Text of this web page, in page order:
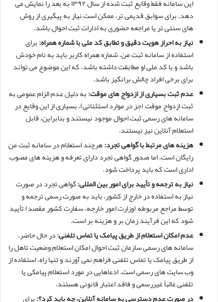
این سامانه فقط وقایع ثبت شده از سال ۱۳۹۲ به بعد را نمایش می
دهد. برای سوابق قدیمی تر، ممکن است نیاز به پیگیری از روش
های سنتی تر یا مراجعه حضوری به ادارات ثبت احوال باشد.
نیاز به احراز هویت دقیق و تطابق کد ملی با شماره همراه:برای
استفاده از سامانه ثبت من، شماره همراه کاربر باید به نام خودش
باشد و با کد ملی او مطابقت داشته باشد، که این موضوع می تواند
برای برخی افراد چالش برانگیز باشد.
عدم ثبت بسیاری از ازدواج های موقت:به دلیل عدم الزام عمومی به
ثبت ازدواج موقت (جز در موارد استثنائی)، بسیاری از این وقایع در
سامانه های رسمی ثبت احوال موجود نیستند و بنابراین، قابل
استعلام آنلاین نیز نیستند.
هزینه های مرتبط با گواهی تجرد:هرچند استعلام در سامانه ثبت من
رایگان است، اما صدور گواهی تجرد دارای تعرفه و هزینه های مصوب
اداری است که باید پرداخت شود.
نیاز به ترجمه و تأیید برای امور بین المللی:گواهی تجرد در صورت
نیاز به استفاده در خارج از کشور، باید به صورت رسمی ترجمه و
توسط مراجع مربوطه (وزارت امور خارجه، سفارت کشور مقصد) تأیید
شود که این فرآیند زمان بر و هزینه بر است.
عدم امکان استعلام از طریق پیامک یا تماس تلفنی:در حال حاضر،
سامانه های رسمی سازمان ثبت احوال امکان استعلام وضعیت تاهل را
از طریق پیامک یا تماس تلفنی فراهم نمی آورند و تنها راه، استفاده از
وب سایت های رسمی است. ادعاهایی در مورد استعلام پیامکی یا
تلفنی غالباً غیررسمی و فاقد اعتبار قانونی هستند.
در صورت عدم دسترسی به سامانه آنلاین، چه باید کرد؟:برای